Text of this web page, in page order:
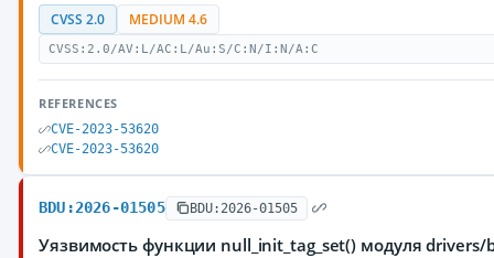
CVSS 2.0 MEDIUM 4.6
CVSS:2.0/AV:L/AC:L/Au:S/C:N/I:N/A:C
REFERENCES
CVE-2023-53620
CVE-2023-53620
BDU:2026-01505 BDU:2026-01505
Уязвимость функции null_init_tag_set() модуля